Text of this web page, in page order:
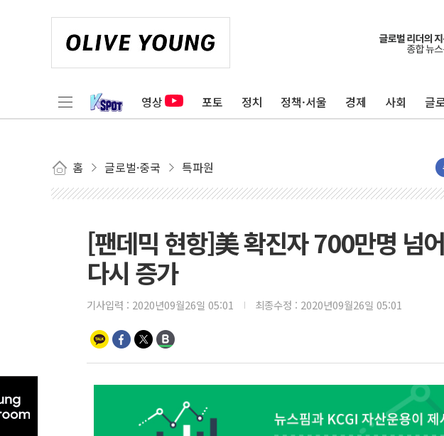
영상 포토 정치 정책·서울 경제 사회 글
홈 글로벌·중국 특파원
[팬데믹 현항]美 확진자 700만명 넘
다시 증가
기사입력 : 2020년09월26일 05:01 최종수정 : 2020년09월26일 05:01